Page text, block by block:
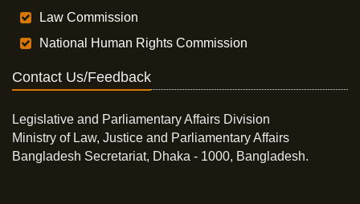
Law Commission
National Human Rights Commission
Contact Us/Feedback
Legislative and Parliamentary Affairs Division
Ministry of Law, Justice and Parliamentary Affairs
Bangladesh Secretariat, Dhaka - 1000, Bangladesh.